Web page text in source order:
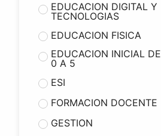
EDUCACION DIGITAL Y
TECNOLOGIAS
EDUCACION FISICA
EDUCACION INICIAL DE
0 A 5
ESI
FORMACION DOCENTE
GESTION